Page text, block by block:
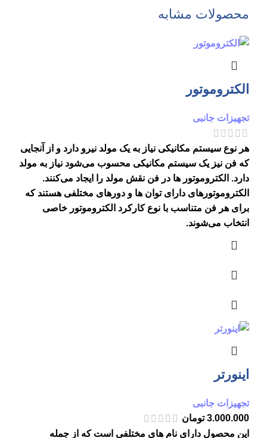
محصولات مشابه
الکتروموتور
تجهیزات جانبی
هر نوع سیستم مکانیکی نیاز به یک مولد نیرو دارد و از آنجایی
که فن نیز یک سیستم مکانیکی محسوب می‌شود نیاز به مولد
دارد. الکتروموتور ها در فن نقش مولد را ایجاد می‌کنند.
الکتروموتورهای دارای توان ها و دورهای مختلفی هستند که
برای هر فن متناسب با نوع کارکرد الکتروموتور خاصی
انتخاب می‌شوند.
اینورتر
تجهیزات جانبی
3.000.000 تومان
این محصول دارای نام هاي مختلفي است که از جمله‌